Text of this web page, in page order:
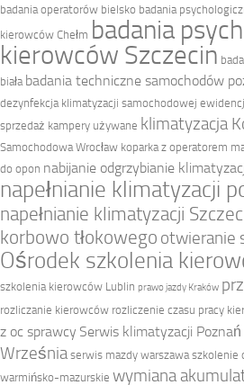
badania operatorów bielsko badania
kierowców Chełm badania
kierowców Szczecin
biała badania techniczne samochodów
dezynfekcja klimatyzacji samochodowej
sprzedaż kampery używane klimatyzacja
Samochodowa Wrocław koparka z operatorem
do opon nabijanie odgrzybianie
napełnianie klimatyzacji
napełnianie klimatyzacji
korbowo tłokowego otwieranie
Ośrodek szkolenia
szkolenia kierowców Lublin prawo jazdy Kraków
rozliczanie kierowców rozliczenie czasu pracy
z oc sprawcy Serwis klimatyzacji Poznań
Wrześniaserwis mazdy warszawaszkolenie
warmińsko-mazurskie wymiana